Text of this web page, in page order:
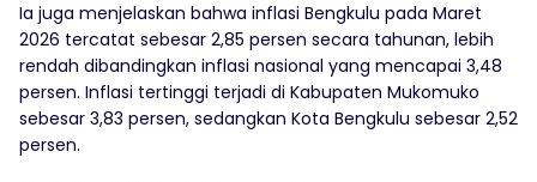
Ia juga menjelaskan bahwa inflasi Bengkulu pada Maret
2026 tercatat sebesar 2,85 persen secara tahunan, lebih
rendah dibandingkan inflasi nasional yang mencapai 3,48
persen. Inflasi tertinggi terjadi di Kabupaten Mukomuko
sebesar 3,83 persen, sedangkan Kota Bengkulu sebesar 2,52
persen.